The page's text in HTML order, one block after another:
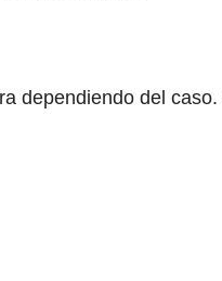
dependiendo del